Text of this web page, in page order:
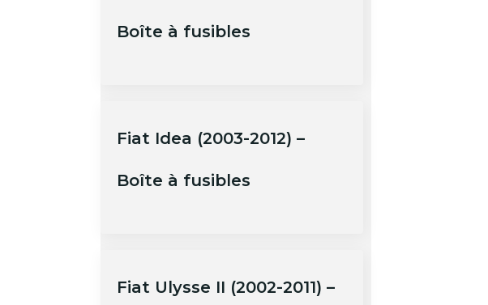
Boîte à fusibles
Fiat Idea (2003-2012) –
Boîte à fusibles
Fiat Ulysse II (2002-2011) –